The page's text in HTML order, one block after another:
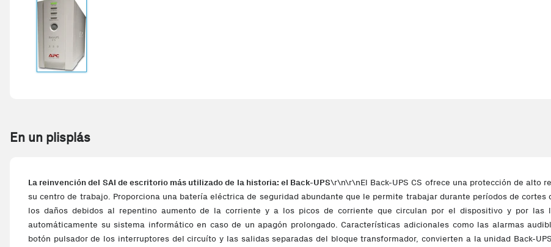
En un plisplás
La reinvención del SAI de escritorio más utilizado de la historia: el Back-UPS\r\n\r\nEl Back-UPS CS ofrece una protección de alto
su centro de trabajo. Proporciona una batería eléctrica de seguridad abundante que le permite trabajar durante períodos de
los daños debidos al repentino aumento de la corriente y a los picos de corriente que circulan por el dispositivo y por las
automáticamente su sistema informático en caso de un apagón prolongado. Características adicionales como las alarmas
botón pulsador de los interruptores del circuíto y las salidas separadas del bloque transformador, convierten a la unidad Back-